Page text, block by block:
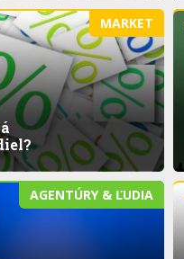
MARKET
AGENTÚRY & ĽUDIA